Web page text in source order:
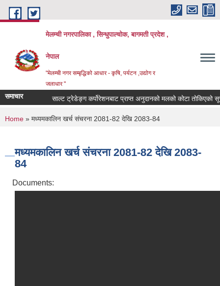
Skip to main content
मेलम्ची नगरपालिका , सिन्धुपाल्चोक, बागमती प्रदेश ,
नेपाल
"मेलम्ची नगर सम्बृद्धिको आधार - कृषि, पर्यटन ,उद्योग र
जलाधार "
समाचार साल्ट ट्रेडेङ्ग कर्पोरेशनबाट प्राप्त अनुदानको मलको कोटा तोकिएको
You are here
Home » मध्यमकालिन खर्च संचरना 2081-82 देखि 2083-84
मध्यमकालिन खर्च संचरना 2081-82 देखि 2083-
84
Documents: